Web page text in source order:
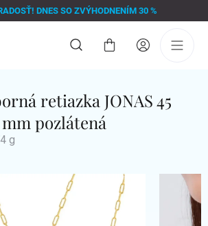
DNES SO ZVÝHODNENÍM 30 %
Nákupný
retiazka JONAS 45
pozlátená
g